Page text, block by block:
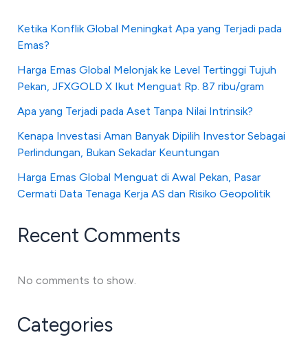
Ketika Konflik Global Meningkat Apa yang Terjadi pada
Emas?
Harga Emas Global Melonjak ke Level Tertinggi Tujuh
Pekan, JFXGOLD X Ikut Menguat Rp. 87 ribu/gram
Apa yang Terjadi pada Aset Tanpa Nilai Intrinsik?
Kenapa Investasi Aman Banyak Dipilih Investor Sebagai
Perlindungan, Bukan Sekadar Keuntungan
Harga Emas Global Menguat di Awal Pekan, Pasar
Cermati Data Tenaga Kerja AS dan Risiko Geopolitik
Recent Comments
No comments to show.
Categories